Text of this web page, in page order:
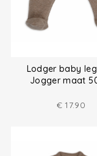
Lodger baby
Jogger maat
€ 17.90